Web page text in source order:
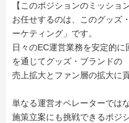
【このポジションのミッション
お任せするのは、このグッズ
ーケティング」です。
日々のEC運営業務を安定的
を通じてグッズ・ブランドの
売上拡大とファン層の拡大に
単なる運営オペレーターでは
施策立案にも挑戦できるポジ